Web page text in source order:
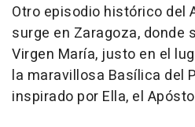
Otro episodio histórico del
surge en Zaragoza, donde
Virgen María, justo en el
la maravillosa Basílica del
inspirado por Ella, el